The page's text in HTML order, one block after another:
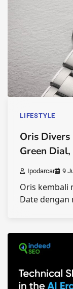
LIFESTYLE
Oris
Green
Ipodarcar 9
Oris kembali
Date